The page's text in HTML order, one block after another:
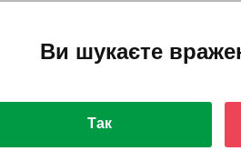
Ви шукаєте
Так